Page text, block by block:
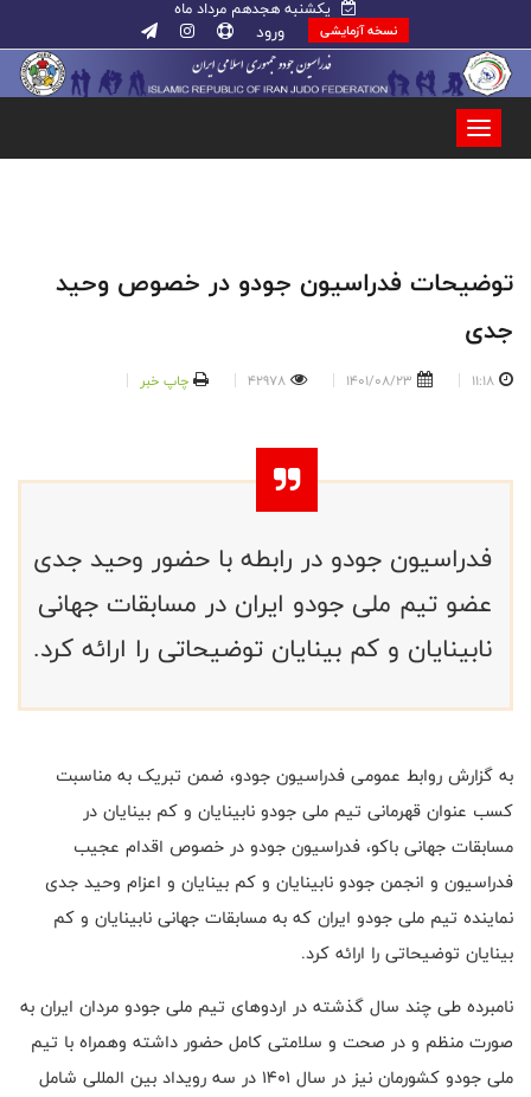
یکشنبه هجدهم مرداد ماه
نسخه آزمایشی ورود
توضیحات فدراسیون جودو در خصوص وحید
جدی
11:18
1401/08/23
42978 چاپ خبر
فدراسیون جودو در رابطه با حضور وحید جدی
عضو تیم ملی جودو ایران در مسابقات جهانی
نابینایان و کم بینایان توضیحاتی را ارائه کرد.
به گزارش روابط عمومی فدراسیون جودو، ضمن تبریک به مناسبت
کسب عنوان قهرمانی تیم ملی جودو نابینایان و کم بینایان در
مسابقات جهانی باکو، فدراسیون جودو در خصوص اقدام عجیب
فدراسیون و انجمن جودو نابینایان و کم بینایان و اعزام وحید جدی
نماینده تیم ملی جودو ایران که به مسابقات جهانی نابینایان و کم
بینایان توضیحاتی را ارائه کرد.
نامبرده طی چند سال گذشته در اردوهای تیم ملی جودو مردان ایران به
صورت منظم و در صحت و سلامتی کامل حضور داشته وهمراه با تیم
ملی جودو کشورمان نیز در سال 1401 در سه رویداد بین المللی شامل